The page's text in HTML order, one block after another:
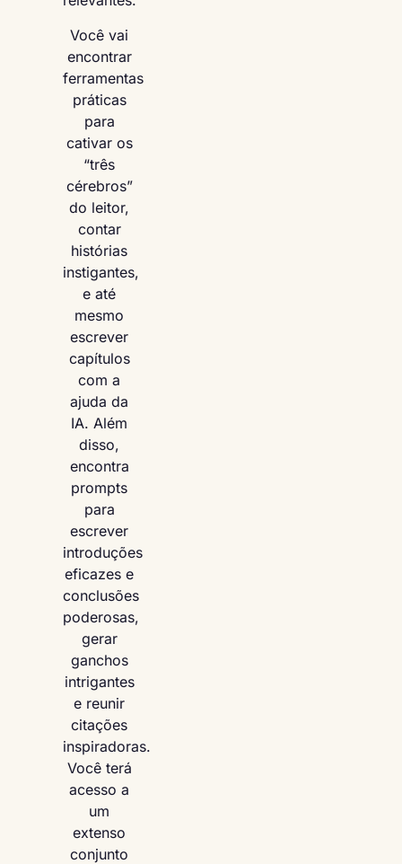
Você vai
encontrar
ferramentas
práticas
para
cativar os
“três
cérebros”
do leitor,
contar
histórias
instigantes,
e até
mesmo
escrever
capítulos
com a
ajuda da
IA. Além
disso,
encontra
prompts
para
escrever
introduções
eficazes e
conclusões
poderosas,
gerar
ganchos
intrigantes
e reunir
citações
inspiradoras.
Você terá
acesso a
um
extenso
conjunto